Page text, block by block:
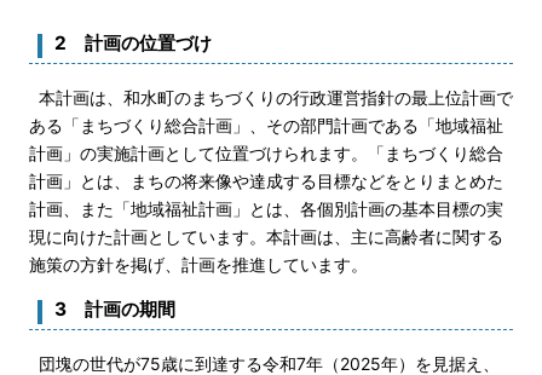
2 計画の位置づけ
本計画は、和水町のまちづくりの行政運営指針の最上位計画で
ある「まちづくり総合計画」、その部門計画である「地域福祉
計画」の実施計画として位置づけられます。「まちづくり総合
計画」とは、まちの将来像や達成する目標などをとりまとめた
計画、また「地域福祉計画」とは、各個別計画の基本目標の実
現に向けた計画としています。本計画は、主に高齢者に関する
施策の方針を掲げ、計画を推進しています。
3 計画の期間
団塊の世代が75歳に到達する令和7年（2025年）を見据え、